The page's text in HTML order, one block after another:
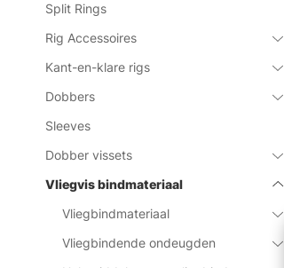
Split Rings
Rig Accessoires
Kant-en-klare rigs
Dobbers
Sleeves
Dobber vissets
Vliegvis bindmateriaal
Vliegbindmateriaal
Vliegbindende ondeugden